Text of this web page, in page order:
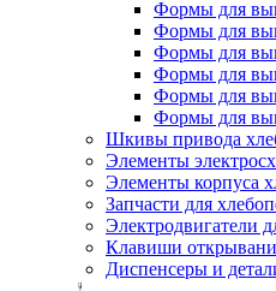
Формы для
Формы для
Формы для
Формы для
Формы для
Формы для
Шкивы привода
Элементы
Элементы корпуса
Запчасти для
Электродвигатели
Клавиши
Диспенсеры и